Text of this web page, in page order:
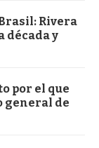
Rivera
década y
por el que
general de